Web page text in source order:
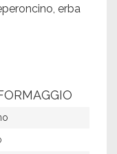
erba